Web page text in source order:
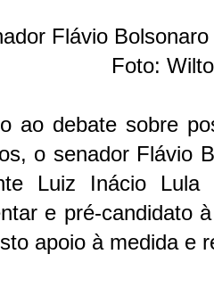
Flávio
Foto:
ao debate sobre
o senador Flávio
Luiz Inácio
e pré-candidato
apoio à medida e